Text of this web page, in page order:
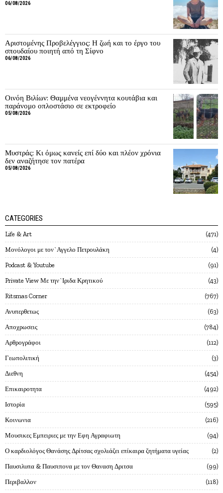
06/08/2026
Αριστομένης Προβελέγγιος: Η ζωή και το έργο του
σπουδαίου ποιητή από τη Σίφνο
06/08/2026
Οινόη Βιλίων: Θαμμένα νεογέννητα κουτάβια και
παράνομο οπλοστάσιο σε εκτροφείο
05/08/2026
Μυστράς: Κι όμως κανείς επί δύο και πλέον χρόνια
δεν αναζήτησε τον πατέρα
05/08/2026
CATEGORIES
Life & Art 471
Mονόλογοι με τον`Αγγελο Πετρουλάκη 4
Podcast & Youtube 91
Private View Με την`Ιριδα Κρητικού 43
Ritsmas Corner 767
Ανυπερθετως 63
Αποχρωσεις 784
Αρθρογράφοι 112
Γεωπολιτική 3
Διεθνη 454
Επικαιροτητα 492
Ιστορία 595
Κοινωνια 216
Μουσικες Εμπειριες με την Εφη Αγραφιωτη 94
Ο καρδιολόγος Θανάσης Δρίτσας σχολιάζει επίκαιρα ζητήματα υγείας 2
Παυσιλυπα & Παυσιπονα με τον Θαναση Δριτσα 99
Περιβαλλον 118